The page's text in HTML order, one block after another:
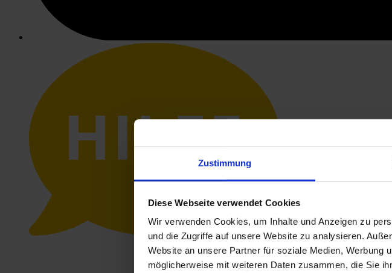
Zustimmung
Diese Webseite verwendet Cookies
Wir verwenden Cookies, um Inhalte und Anzeigen zu
und die Zugriffe auf unsere Website zu analysieren.
Website an unsere Partner für soziale Medien, Werbung
möglicherweise mit weiteren Daten zusammen, die Sie
HILFE